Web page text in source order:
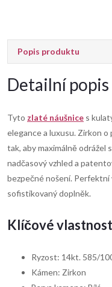
Popis produktu
Detailní
Tyto zlaté náušnice s
elegance a luxusu. Zirkon
tak, aby maximálně odrážel
nadčasový vzhled a
bezpečné nošení. Perfektní
sofistikovaný doplněk.
Klíčové
Ryzost: 14kt. 585/
Kámen: Zirkon